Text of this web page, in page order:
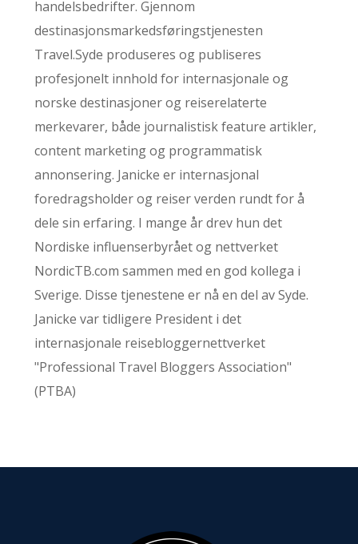
handelsbedrifter. Gjennom
destinasjonsmarkedsføringstjenesten
Travel.Syde produseres og publiseres
profesjonelt innhold for internasjonale og
norske destinasjoner og reiserelaterte
merkevarer, både journalistisk feature artikler,
content marketing og programmatisk
annonsering. Janicke er internasjonal
foredragsholder og reiser verden rundt for å
dele sin erfaring. I mange år drev hun det
Nordiske influenserbyrået og nettverket
NordicTB.com sammen med en god kollega i
Sverige. Disse tjenestene er nå en del av Syde.
Janicke var tidligere President i det
internasjonale reisebloggernettverket
"Professional Travel Bloggers Association"
(PTBA)